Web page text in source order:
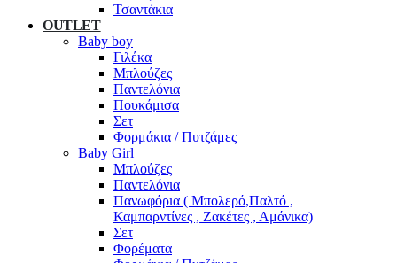
Τσαντάκια
OUTLET
Baby boy
Γιλέκα
Μπλούζες
Παντελόνια
Πουκάμισα
Σετ
Φορμάκια / Πυτζάμες
Baby Girl
Μπλούζες
Παντελόνια
Πανωφόρια ( Μπολερό,Παλτό ,
Καμπαρντίνες , Ζακέτες , Αμάνικα)
Σετ
Φορέματα